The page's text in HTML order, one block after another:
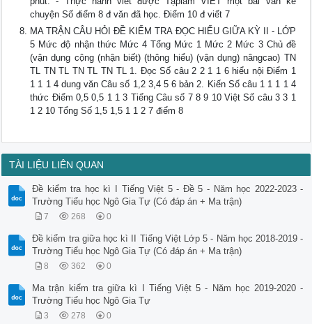
chuyện Số điểm 8 đ văn đã học. Điểm 10 đ viết 7
MA TRẬN CÂU HỎI ĐỀ KIỂM TRA ĐỌC HIỂU GIỮA KỲ II - LỚP
5 Mức độ nhận thức Mức 4 Tổng Mức 1 Mức 2 Mức 3 Chủ đề
(vận dụng cộng (nhận biết) (thông hiểu) (vận dụng) nângcao) TN
TL TN TL TN TL TN TL 1. Đọc Số câu 2 2 1 1 6 hiểu nội Điểm 1
1 1 1 4 dung văn Câu số 1,2 3,4 5 6 bản 2. Kiến Số câu 1 1 1 1 4
thức Điểm 0,5 0,5 1 1 3 Tiếng Câu số 7 8 9 10 Việt Số câu 3 3 1
1 2 10 Tổng Số 1,5 1,5 1 1 2 7 điểm 8
TÀI LIỆU LIÊN QUAN
Đề kiểm tra học kì I Tiếng Việt 5 - Đề 5 - Năm học 2022-2023 -
Trường Tiểu học Ngô Gia Tự (Có đáp án + Ma trận)
7 268 0
Đề kiểm tra giữa học kì II Tiếng Việt Lớp 5 - Năm học 2018-2019 -
Trường Tiểu học Ngô Gia Tự (Có đáp án + Ma trận)
8 362 0
Ma trận kiểm tra giữa kì I Tiếng Việt 5 - Năm học 2019-2020 -
Trường Tiểu học Ngô Gia Tự
3 278 0